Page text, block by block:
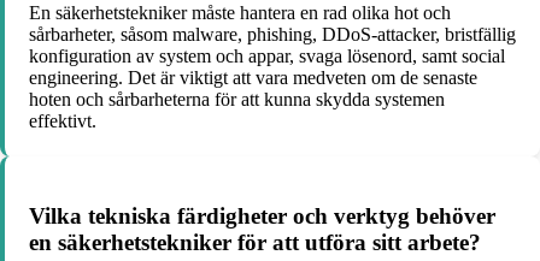
En säkerhetstekniker måste hantera en rad olika hot och
sårbarheter, såsom malware, phishing, DDoS-attacker, bristfällig
konfiguration av system och appar, svaga lösenord, samt social
engineering. Det är viktigt att vara medveten om de senaste
hoten och sårbarheterna för att kunna skydda systemen
effektivt.
Vilka tekniska färdigheter och verktyg behöver
en säkerhetstekniker för att utföra sitt arbete?